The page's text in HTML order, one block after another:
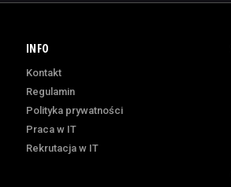
INFO
Kontakt
Regulamin
Polityka prywatności
Praca w IT
Rekrutacja w IT